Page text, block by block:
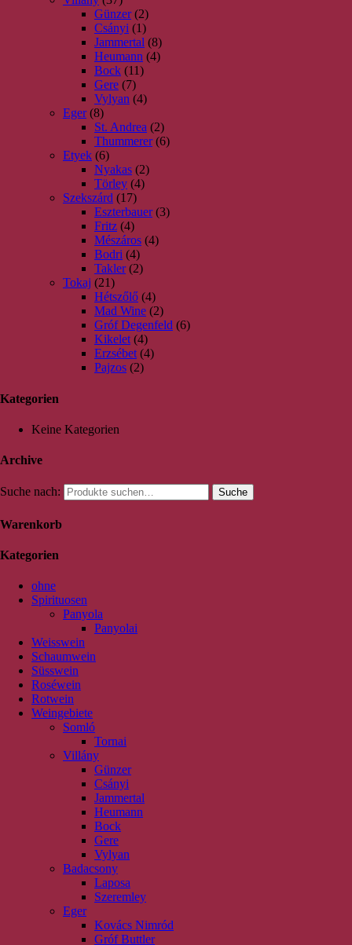
Günzer (2)
Csányi (1)
Jammertal (8)
Heumann (4)
Bock (11)
Gere (7)
Vylyan (4)
Eger (8)
St. Andrea (2)
Thummerer (6)
Etyek (6)
Nyakas (2)
Törley (4)
Szekszárd (17)
Eszterbauer (3)
Fritz (4)
Mészáros (4)
Bodri (4)
Takler (2)
Tokaj (21)
Hétszőlő (4)
Mad Wine (2)
Gróf Degenfeld (6)
Kikelet (4)
Erzsébet (4)
Pajzos (2)
Kategorien
Keine Kategorien
Archive
Suche nach: Suche
Warenkorb
Kategorien
ohne
Spirituosen
Panyola
Panyolai
Weisswein
Schaumwein
Süsswein
Roséwein
Rotwein
Weingebiete
Somló
Tornai
Villány
Günzer
Csányi
Jammertal
Heumann
Bock
Gere
Vylyan
Badacsony
Laposa
Szeremley
Eger
Kovács Nimród
Gróf Buttler